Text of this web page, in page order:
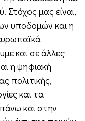
Στόχος μας είναι,
υποδομών και η
και σε άλλες
η ψηφιακή
πολιτικής,
και τα
και στην